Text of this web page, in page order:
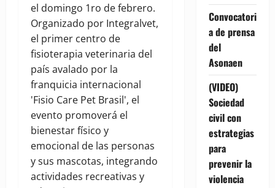
el domingo 1ro de febrero.
Organizado por Integralvet,
el primer centro de
fisioterapia veterinaria del
país avalado por la
franquicia internacional
'Fisio Care Pet Brasil', el
evento promoverá el
bienestar físico y
emocional de las personas
y sus mascotas, integrando
actividades recreativas y
Convocatori
a de prensa
del
Asonaen
(VIDEO)
Sociedad
civil con
estrategias
para
prevenir la
violencia